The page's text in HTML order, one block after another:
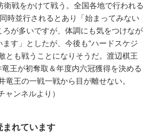
衛戦をかけて戦う。全国各地で行われる
時並行されるとあり「始まってみない
ろが多いですが、体調にも気をつけなが
ます」としたが、今後も“ハードスケジ
とも戦うことになりそうだ。渡辺棋王
王が初奪取＆年度内六冠獲得を決める
竜王の一戦一戦から目が離せない。
ャンネルより）
まれています